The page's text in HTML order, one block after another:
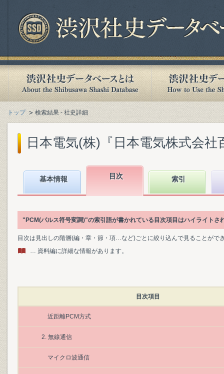
トップ 検索結果 - 社史詳細
日本電気(株)『日本電気株式会社
基本情報 目次 索引
"PCM(パルス符号変調)"の索引語が書かれている目次項目はハイライトさ
目次は見出しの階層(編・章・節・項…など)ごとに絞り込んで見ることがで
… 資料編に詳細な情報があります。
目次項目
近距離PCM方式
2. 無線通信
マイクロ波通信